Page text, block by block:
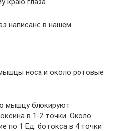
написано в нашем
носа и около ротовые
мышцу блокируют
в 1-2 точки. Около
по 1 Ед. ботокса в 4 точки